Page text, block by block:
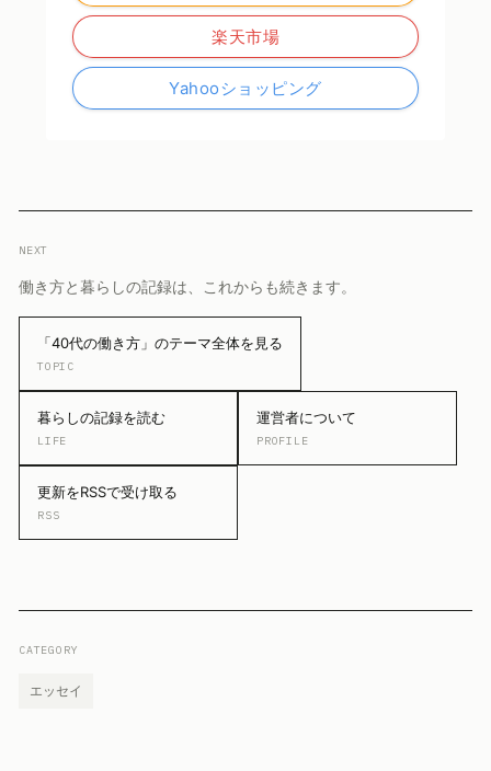
楽天市場
Yahooショッピング
NEXT
働き方と暮らしの記録は、これからも続きます。
「40代の働き方」のテーマ全体を見る
TOPIC
暮らしの記録を読む
LIFE
運営者について
PROFILE
更新をRSSで受け取る
RSS
CATEGORY
エッセイ